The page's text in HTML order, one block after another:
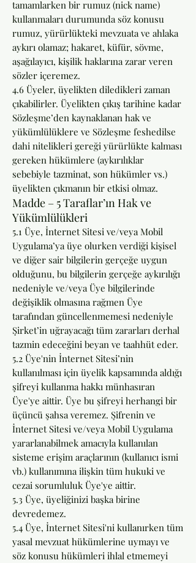
tamamlarken bir rumuz (nick name)
kullanmaları durumunda söz konusu
rumuz, yürürlükteki mevzuata ve ahlaka
aykırı olamaz; hakaret, küfür, sövme,
aşağılayıcı, kişilik haklarına zarar veren
sözler içeremez.
4.6 Üyeler, üyelikten diledikleri zaman
çıkabilirler. Üyelikten çıkış tarihine kadar
Sözleşme’den kaynaklanan hak ve
yükümlülüklere ve Sözleşme feshedilse
dahi nitelikleri gereği yürürlükte kalması
gereken hükümlere (aykırılıklar
sebebiyle tazminat, son hükümler vs.)
üyelikten çıkmanın bir etkisi olmaz.
Madde – 5 Taraflar’ın Hak ve
Yükümlülükleri
5.1 Üye, İnternet Sitesi ve/veya Mobil
Uygulama’ya üye olurken verdiği kişisel
ve diğer sair bilgilerin gerçeğe uygun
olduğunu, bu bilgilerin gerçeğe aykırılığı
nedeniyle ve/veya Üye bilgilerinde
değişiklik olmasına rağmen Üye
tarafından güncellenmemesi nedeniyle
Şirket’in uğrayacağı tüm zararları derhal
tazmin edeceğini beyan ve taahhüt eder.
5.2 Üye'nin İnternet Sitesi’nin
kullanılması için üyelik kapsamında aldığı
şifreyi kullanma hakkı münhasıran
Üye'ye aittir. Üye bu şifreyi herhangi bir
üçüncü şahsa veremez. Şifrenin ve
İnternet Sitesi ve/veya Mobil Uygulama
yararlanabilmek amacıyla kullanılan
sisteme erişim araçlarının (kullanıcı ismi
vb.) kullanımına ilişkin tüm hukuki ve
cezai sorumluluk Üye'ye aittir.
5.3 Üye, üyeliğinizi başka birine
devredemez.
5.4 Üye, İnternet Sitesi'ni kullanırken tüm
yasal mevzuat hükümlerine uymayı ve
söz konusu hükümleri ihlal etmemeyi